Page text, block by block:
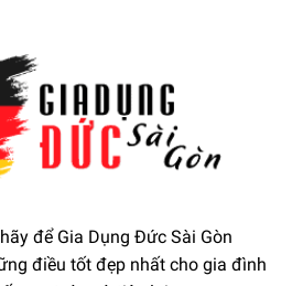
nấu nướng ngoài trời như sân
làm từ cácchất liệu bền bỉ và
thân bếp được làm bằngthép phủ
dạng và trầy xước tối ưu. Nắp
suốt quá trình chế biến nhanh
để Gia Dụng Đức Sài Gòn
điều tốt đẹp nhất cho gia đình